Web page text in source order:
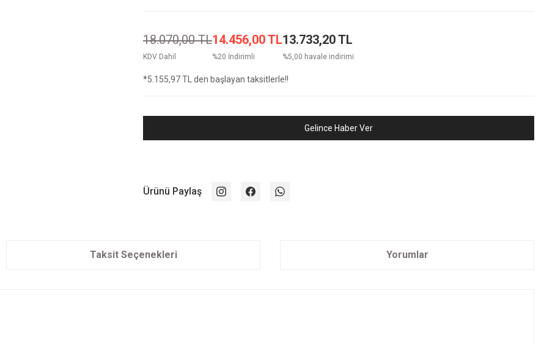
18.070,00 TL
KDV Dahil
14.456,00 TL
%20 İndirimli
13.733,20 TL
%5,00 havale indirimi
*5.155,97 TL den başlayan taksitlerle!!
Gelince Haber Ver
Ürünü Paylaş
Taksit Seçenekleri Yorumlar